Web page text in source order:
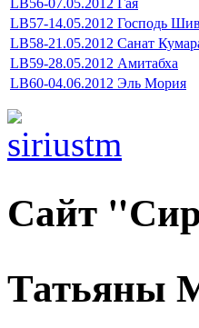
LB56-07.05.2012 Гая
LB57-14.05.2012 Господь
LB58-21.05.2012 Санат
LB59-28.05.2012 Амитабха
LB60-04.06.2012 Эль Мория
Сайт
Татьяны